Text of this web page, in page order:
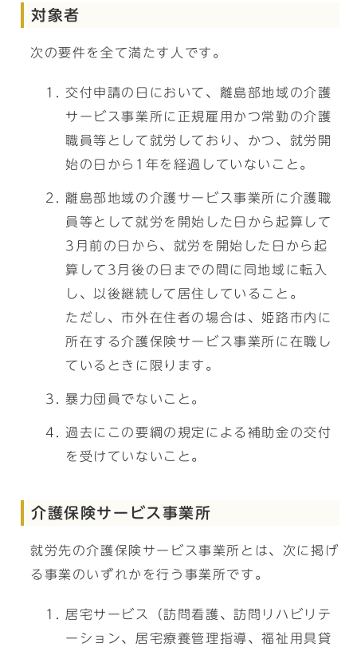
対象者
次の要件を全て満たす人です。
交付申請の日において、離島部地域の介護
サービス事業所に正規雇用かつ常勤の介護
職員等として就労しており、かつ、就労開
始の日から1年を経過していないこと。
離島部地域の介護サービス事業所に介護職
員等として就労を開始した日から起算して
3月前の日から、就労を開始した日から起
算して3月後の日までの間に同地域に転入
し、以後継続して居住していること。
ただし、市外在住者の場合は、姫路市内に
所在する介護保険サービス事業所に在職し
ているときに限ります。
暴力団員でないこと。
過去にこの要綱の規定による補助金の交付
を受けていないこと。
介護保険サービス事業所
就労先の介護保険サービス事業所とは、次に掲げ
る事業のいずれかを行う事業所です。
居宅サービス（訪問看護、訪問リハビリテ
ーション、居宅療養管理指導、福祉用具貸